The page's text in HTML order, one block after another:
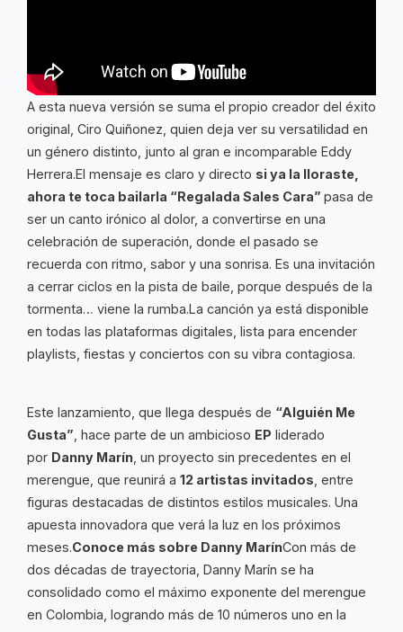
A esta nueva versión se suma el propio creador del éxito
original, Ciro Quiñonez, quien deja ver su versatilidad en
un género distinto, junto al gran e incomparable Eddy
Herrera.El mensaje es claro y directo si ya la lloraste,
ahora te toca bailarla “Regalada Sales Cara” pasa de
ser un canto irónico al dolor, a convertirse en una
celebración de superación, donde el pasado se
recuerda con ritmo, sabor y una sonrisa. Es una invitación
a cerrar ciclos en la pista de baile, porque después de la
tormenta… viene la rumba.La canción ya está disponible
en todas las plataformas digitales, lista para encender
playlists, fiestas y conciertos con su vibra contagiosa.
Este lanzamiento, que llega después de “Alguién Me
Gusta” , hace parte de un ambicioso EP liderado
por Danny Marín , un proyecto sin precedentes en el
merengue, que reunirá a 12 artistas invitados , entre
figuras destacadas de distintos estilos musicales. Una
apuesta innovadora que verá la luz en los próximos
meses.Conoce más sobre Danny MarínCon más de
dos décadas de trayectoria, Danny Marín se ha
consolidado como el máximo exponente del merengue
en Colombia, logrando más de 10 números uno en la